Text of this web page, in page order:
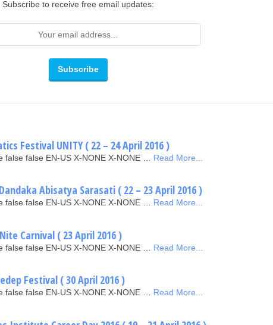
Subscribe to receive free email updates:
Festival UNITY ( 22 – 24 April 2016 )
false false EN-US X-NONE X-NONE … Read More...
Abisatya Sarasati ( 22 – 23 April 2016 )
false false EN-US X-NONE X-NONE … Read More...
Carnival ( 23 April 2016 )
false false EN-US X-NONE X-NONE … Read More...
Festival ( 30 April 2016 )
false false EN-US X-NONE X-NONE … Read More...